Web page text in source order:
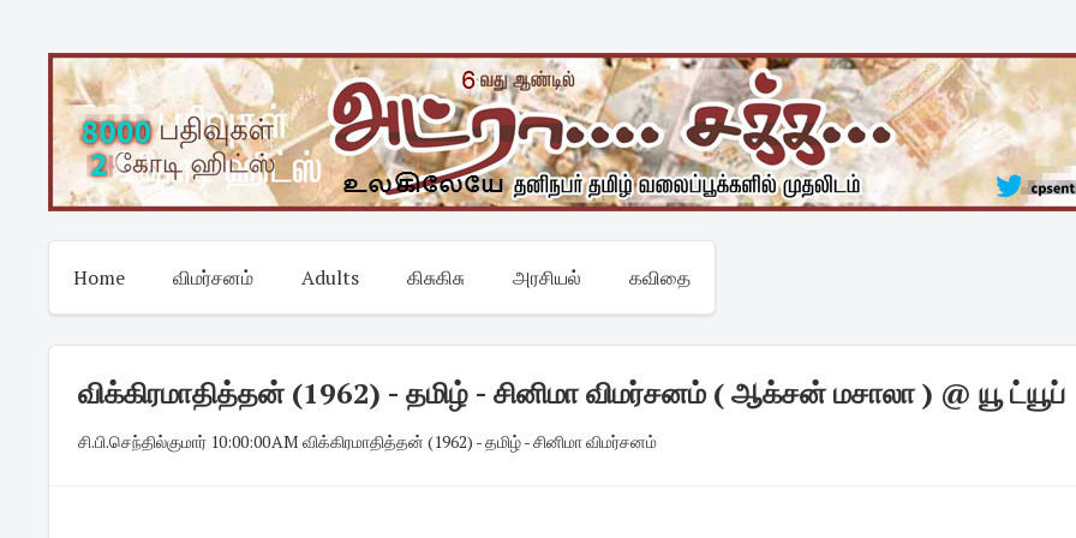
content
Home விமர்சனம் Adults கிசுகிசு அரசியல் கவிதை
விக்கிரமாதித்தன் (1962) - தமிழ் - சினிமா விமர்சனம் ( ஆக்சன் மசாலா ) @ யூ ட்யூப்
சி.பி.செந்தில்குமார் 10:00:00 AM ·விக்கிரமாதித்தன் (1962) - தமிழ் - சினிமா விமர்சனம்